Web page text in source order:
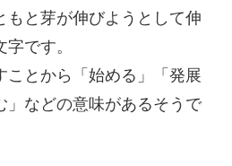
もと芽が伸びようとして伸
です。
ことから「始める」「発展
」などの意味があるそうで